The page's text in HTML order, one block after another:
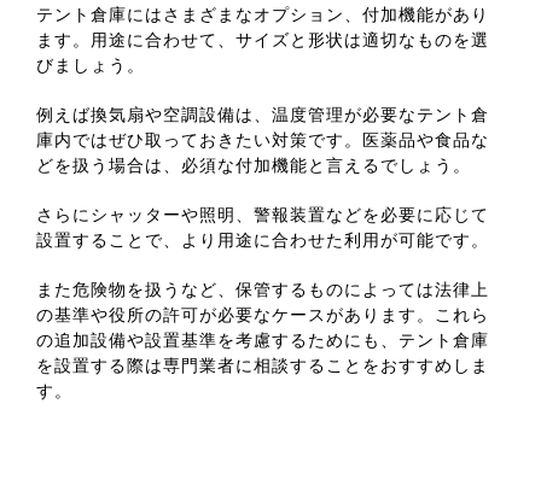
テント倉庫にはさまざまなオプション、付加機能があり
ます。用途に合わせて、サイズと形状は適切なものを選
びましょう。
例えば換気扇や空調設備は、温度管理が必要なテント倉
庫内ではぜひ取っておきたい対策です。医薬品や食品な
どを扱う場合は、必須な付加機能と言えるでしょう。
さらにシャッターや照明、警報装置などを必要に応じて
設置することで、より用途に合わせた利用が可能です。
また危険物を扱うなど、保管するものによっては法律上
の基準や役所の許可が必要なケースがあります。これら
の追加設備や設置基準を考慮するためにも、テント倉庫
を設置する際は専門業者に相談することをおすすめしま
す。